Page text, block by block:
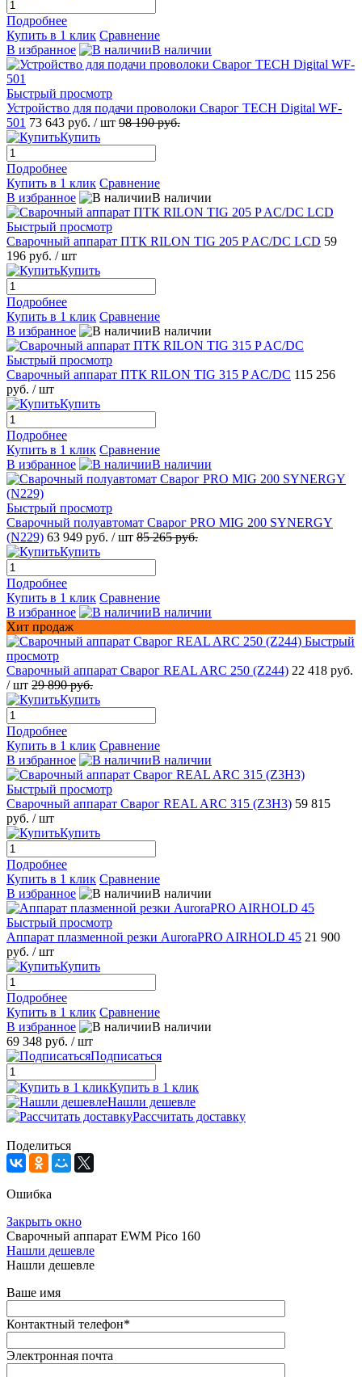
Подробнее
Купить в 1 клик Сравнение
В избранное
В наличии
Быстрый просмотр
Устройство для подачи проволоки Сварог TECH Digital WF-
501 73 643 руб. / шт 98 190 руб.
Купить
Подробнее
Купить в 1 клик Сравнение
В избранное
В наличии
Быстрый просмотр
Сварочный аппарат ПТК RILON TIG 205 P AC/DC LCD 59
196 руб. / шт
Купить
Подробнее
Купить в 1 клик Сравнение
В избранное
В наличии
Быстрый просмотр
Сварочный аппарат ПТК RILON TIG 315 P AC/DC 115 256
руб. / шт
Купить
Подробнее
Купить в 1 клик Сравнение
В избранное
В наличии
Быстрый просмотр
Сварочный полуавтомат Сварог PRO MIG 200 SYNERGY
(N229) 63 949 руб. / шт 85 265 руб.
Купить
Подробнее
Купить в 1 клик Сравнение
В избранное
В наличии
Хит продаж
Быстрый
просмотр
Сварочный аппарат Сварог REAL ARC 250 (Z244) 22 418 руб.
/ шт 29 890 руб.
Купить
Подробнее
Купить в 1 клик Сравнение
В избранное
В наличии
Быстрый просмотр
Сварочный аппарат Сварог REAL ARC 315 (Z3H3) 59 815
руб. / шт
Купить
Подробнее
Купить в 1 клик Сравнение
В избранное
В наличии
Быстрый просмотр
Аппарат плазменной резки AuroraPRO AIRHOLD 45 21 900
руб. / шт
Купить
Подробнее
Купить в 1 клик Сравнение
В избранное
В наличии
69 348 руб. / шт
Подписаться
Купить в 1 клик
Нашли дешевле
Рассчитать доставку
Поделиться
Ошибка
Закрыть окно
Сварочный аппарат EWM Pico 160
Нашли дешевле
Нашли дешевле
Ваше имя
Контактный телефон*
Электронная почта